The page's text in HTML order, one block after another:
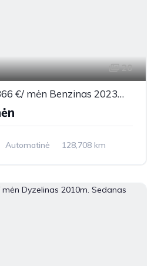
20
Volvo V60 nuo 366 €/ mėn Benzinas 2023m. Universalas Automatinė
Automatinė
128,708 km